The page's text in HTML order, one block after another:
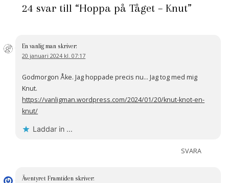
24 svar till “Hoppa på Tåget – Knut”
En vanlig man skriver:
20 januari 2024 kl. 07:17
Godmorgon Åke. Jag hoppade precis nu… Jag tog med mig
Knut.
https://vanligman.wordpress.com/2024/01/20/knut-knot-en-
knut/
Laddar in …
SVARA
Äventyret Framtiden skriver: